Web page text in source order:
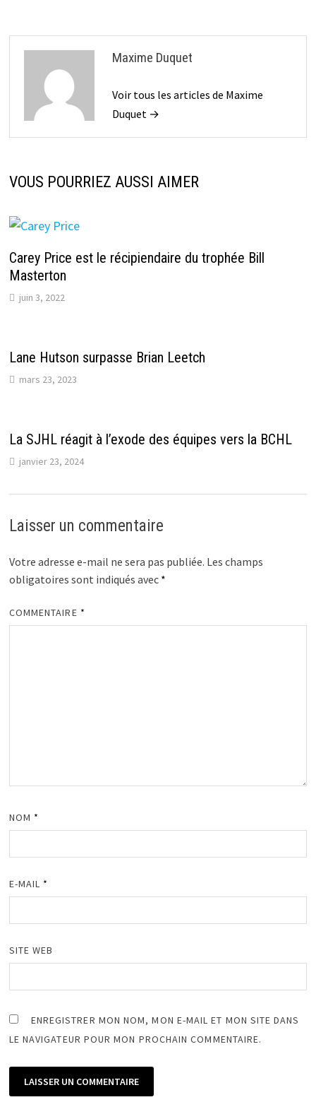
Maxime Duquet
Voir tous les articles de Maxime
Duquet →
VOUS POURRIEZ AUSSI AIMER
Carey Price est le récipiendaire du trophée Bill
Masterton
juin 3, 2022
Lane Hutson surpasse Brian Leetch
mars 23, 2023
La SJHL réagit à l’exode des équipes vers la BCHL
janvier 23, 2024
Laisser un commentaire
Votre adresse e-mail ne sera pas publiée. Les champs
obligatoires sont indiqués avec *
COMMENTAIRE *
NOM *
E-MAIL *
SITE WEB
ENREGISTRER MON NOM, MON E-MAIL ET MON SITE DANS
LE NAVIGATEUR POUR MON PROCHAIN COMMENTAIRE.